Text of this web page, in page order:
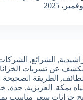
, الشرائع,
للكشف عن تسربات
الطائف, الطريقة الصحيحة
بمكة, العزيزية, جدة,
خزانات سعر مناسب